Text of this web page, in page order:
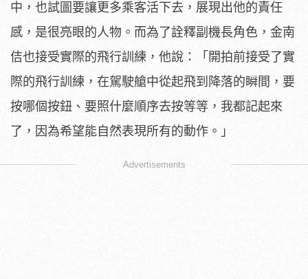
中，也試圖要讓更多乘客活下去， 展現出他的責任
感，是很亮眼的人物。而為了詮釋副機長角色， 金南
佶也接受實際的飛行訓練，他說：「 開拍前接受了實
際的飛行訓練，在駕駛艙中從起飛到降落的瞬間， 要
按哪個按鈕、要照什麼順序去按等等，我都記起來
了， 因為希望能自然表現所有的動作。」
Advertisements